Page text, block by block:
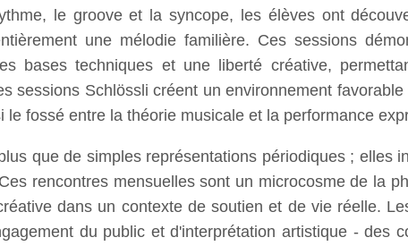
le groove et la syncope, les élèves ont
une mélodie familière. Ces sessions
bases techniques et une liberté créative,
sessions Schlössli créent un environnement
fossé entre la théorie musicale et la performance
que de simples représentations périodiques ; elles
rencontres mensuelles sont un microcosme de la
dans un contexte de soutien et de vie réelle.
du public et d'interprétation artistique - des